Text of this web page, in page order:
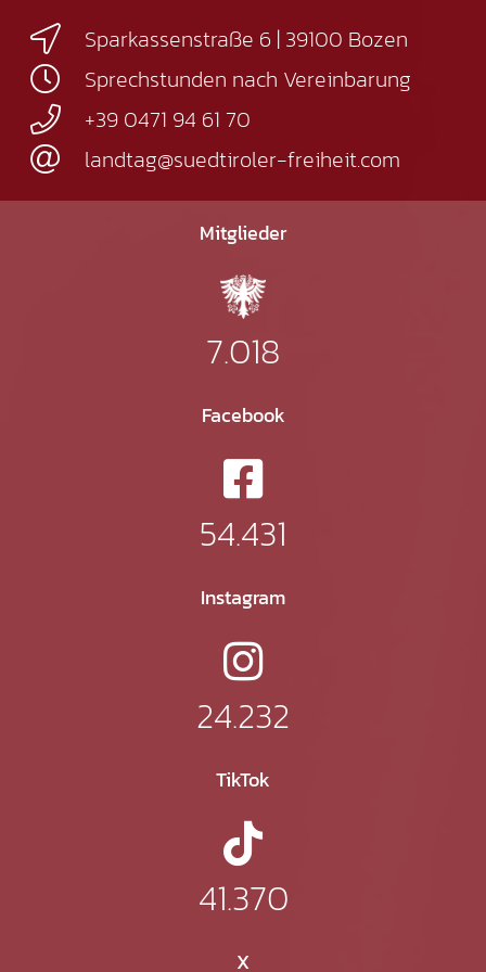
Sparkassenstraße 6 | 39100 Bozen
Sprechstunden nach Vereinbarung
+39 0471 94 61 70
landtag@suedtiroler-freiheit.com
Mitglieder
7.018
Facebook
54.431
Instagram
24.232
TikTok
41.370
X